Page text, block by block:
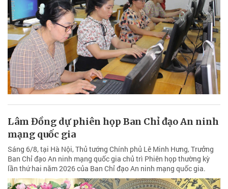
Lâm Đồng dự phiên họp Ban Chỉ đạo An ninh
mạng quốc gia
Sáng 6/8, tại Hà Nội, Thủ tướng Chính phủ Lê Minh Hưng, Trưởng
Ban Chỉ đạo An ninh mạng quốc gia chủ trì Phiên họp thường kỳ
lần thứ hai năm 2026 của Ban Chỉ đạo An ninh mạng quốc gia.